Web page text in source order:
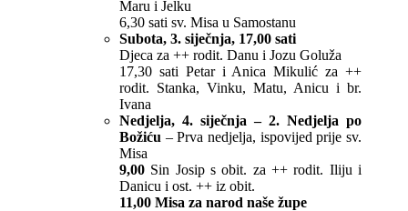
Maru i Jelku
6,30 sati sv. Misa u Samostanu
Subota, 3. siječnja, 17,00 sati
Djeca za ++ rodit. Danu i Jozu Goluža
17,30 sati Petar i Anica Mikulić za ++
rodit. Stanka, Vinku, Matu, Anicu i br.
Ivana
Nedjelja, 4. siječnja – 2. Nedjelja po
Božiću – Prva nedjelja, ispovijed prije sv.
Misa
9,00 Sin Josip s obit. za ++ rodit. Iliju i
Danicu i ost. ++ iz obit.
11,00 Misa za narod naše župe